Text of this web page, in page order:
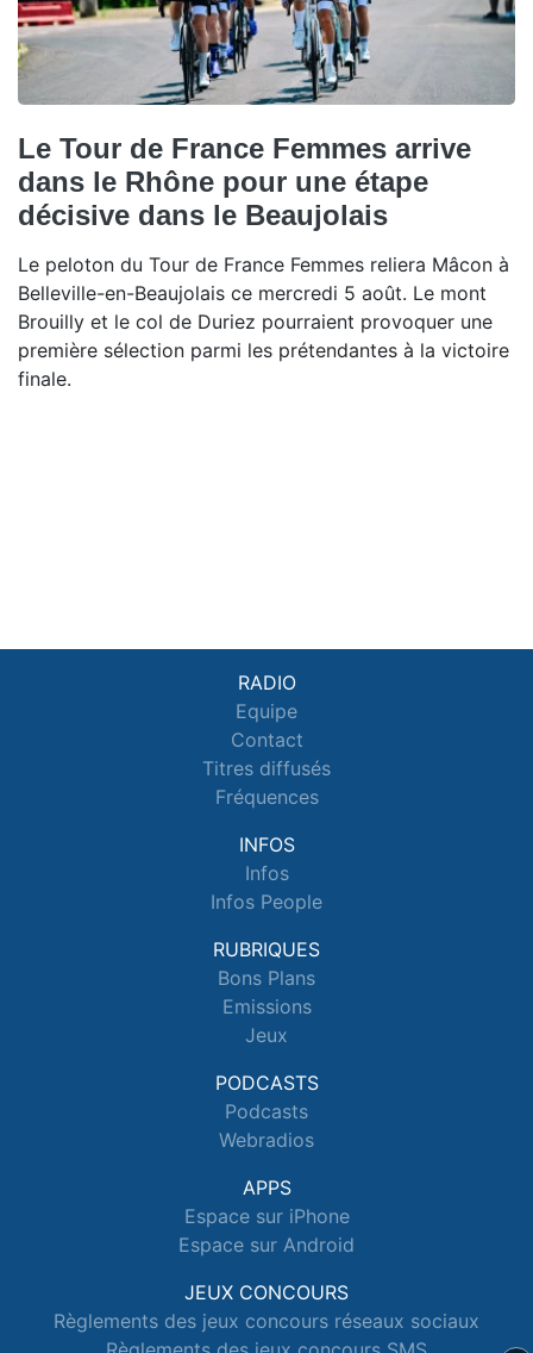
Le Tour de France Femmes arrive
dans le Rhône pour une étape
décisive dans le Beaujolais
Le peloton du Tour de France Femmes reliera Mâcon à
Belleville-en-Beaujolais ce mercredi 5 août. Le mont
Brouilly et le col de Duriez pourraient provoquer une
première sélection parmi les prétendantes à la victoire
finale.
RADIO
Equipe
Contact
Titres diffusés
Fréquences
INFOS
Infos
Infos People
RUBRIQUES
Bons Plans
Emissions
Jeux
PODCASTS
Podcasts
Webradios
APPS
Espace sur iPhone
Espace sur Android
JEUX CONCOURS
Règlements des jeux concours réseaux sociaux